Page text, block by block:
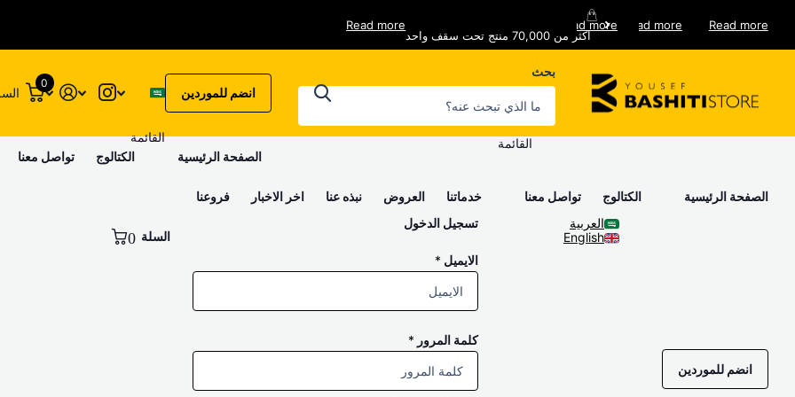
اكثر من 70,000 منتج تحت سقف واحد
Read more
خدمات توصيل فورية
Read more
خدمات ما بعد البيع
Read more
اكثر من 70,000 منتج تحت سقف واحد
Read more
بحث
انضم للموردين
القائمة
0
القائمة
الصفحة الرئيسية
الكتالوج تواصل معنا
الصفحة الرئيسية الكتالوج تواصل معنا خدماتنا العروض نبذه عنا اخر الاخبار فروعنا
انضم للموردين
العربية
English
تسجيل الدخول
الايميل *
كلمة المرور *
السلة 0